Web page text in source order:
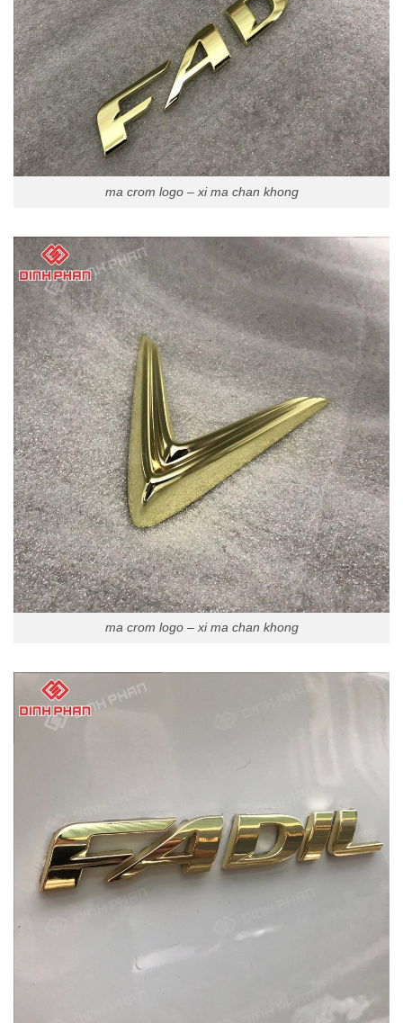
ma crom logo – xi ma chan khong
ma crom logo – xi ma chan khong